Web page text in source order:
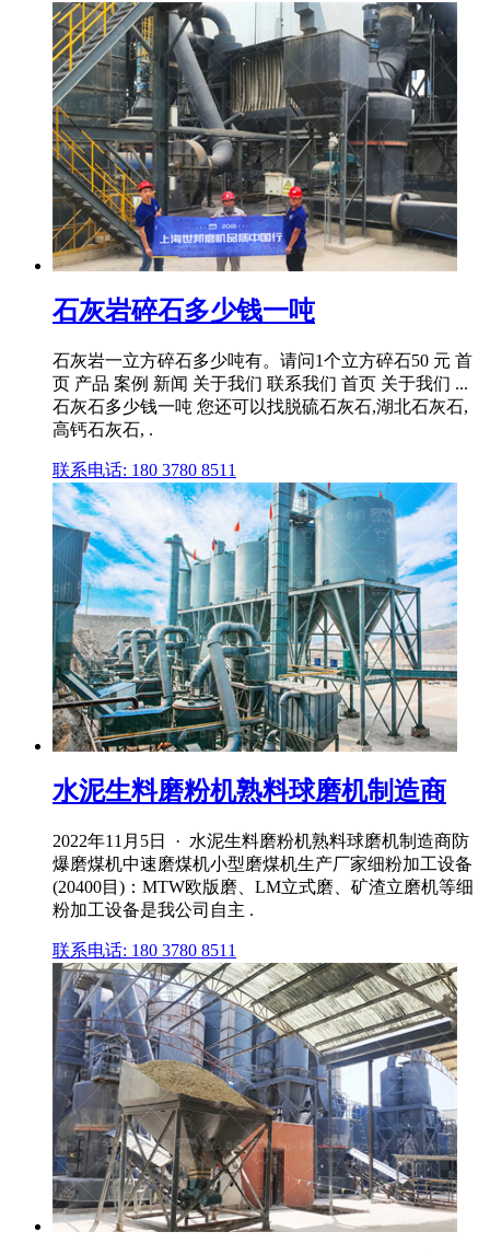
石灰岩碎石多少钱一吨
石灰岩一立方碎石多少吨有。请问1个立方碎石50 元 首
页 产品 案例 新闻 关于我们 联系我们 首页 关于我们 ...
石灰石多少钱一吨 您还可以找脱硫石灰石,湖北石灰石,
高钙石灰石, .
联系电话: 180 3780 8511
水泥生料磨粉机熟料球磨机制造商
2022年11月5日 · 水泥生料磨粉机熟料球磨机制造商防
爆磨煤机中速磨煤机小型磨煤机生产厂家细粉加工设备
(20400目)：MTW欧版磨、LM立式磨、矿渣立磨机等细
粉加工设备是我公司自主 .
联系电话: 180 3780 8511